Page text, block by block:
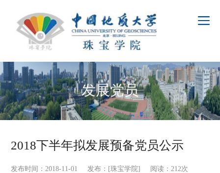
发展党员
2018下半年拟发展预备党员公示
发布时间：2018-11-01 发布：[珠宝学院] 阅读： 212次